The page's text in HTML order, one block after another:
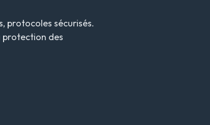
protocoles sécurisés.
protection des